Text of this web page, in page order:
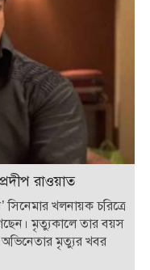
রাওয়াত
সিনেমার খলনায়ক চরিত্রে
মৃত্যুকালে তার বয়স
মৃত্যুর খবর